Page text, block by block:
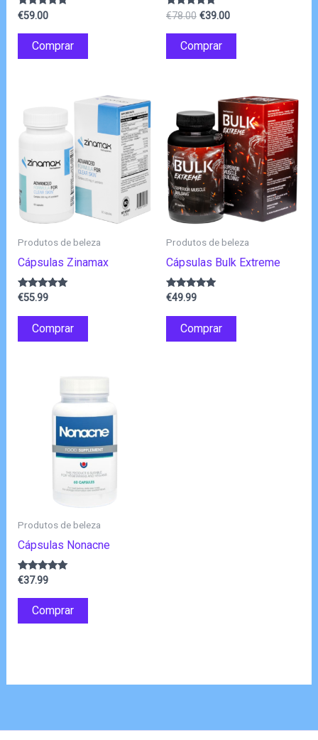
Avaliação
de 5
€59.00
Comprar
Avaliação
de 5
€78.00 O
original
era:
€39.00O
Comprar
Produtos de beleza
Cápsulas Zinamax
Avaliação
de 5
€55.99
Comprar
Produtos de beleza
Cápsulas Bulk Extreme
Avaliação
de 5
€49.99
Comprar
Produtos de beleza
Cápsulas Nonacne
Avaliação
de 5
€37.99
Comprar